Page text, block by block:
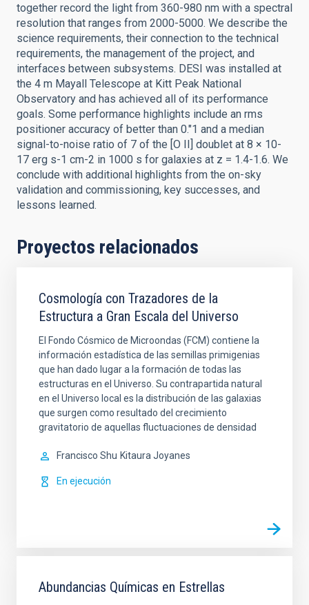
together record the light from 360-980 nm with a spectral
resolution that ranges from 2000-5000. We describe the
science requirements, their connection to the technical
requirements, the management of the project, and
interfaces between subsystems. DESI was installed at
the 4 m Mayall Telescope at Kitt Peak National
Observatory and has achieved all of its performance
goals. Some performance highlights include an rms
positioner accuracy of better than 0.″1 and a median
signal-to-noise ratio of 7 of the [O II] doublet at 8 × 10-
17 erg s-1 cm-2 in 1000 s for galaxies at z = 1.4-1.6. We
conclude with additional highlights from the on-sky
validation and commissioning, key successes, and
lessons learned.
Proyectos relacionados
Cosmología con Trazadores de la
Estructura a Gran Escala del Universo
El Fondo Cósmico de Microondas (FCM) contiene la
información estadística de las semillas primigenias
que han dado lugar a la formación de todas las
estructuras en el Universo. Su contrapartida natural
en el Universo local es la distribución de las galaxias
que surgen como resultado del crecimiento
gravitatorio de aquellas fluctuaciones de densidad
Francisco Shu Kitaura Joyanes
En ejecución
Abundancias Químicas en Estrellas